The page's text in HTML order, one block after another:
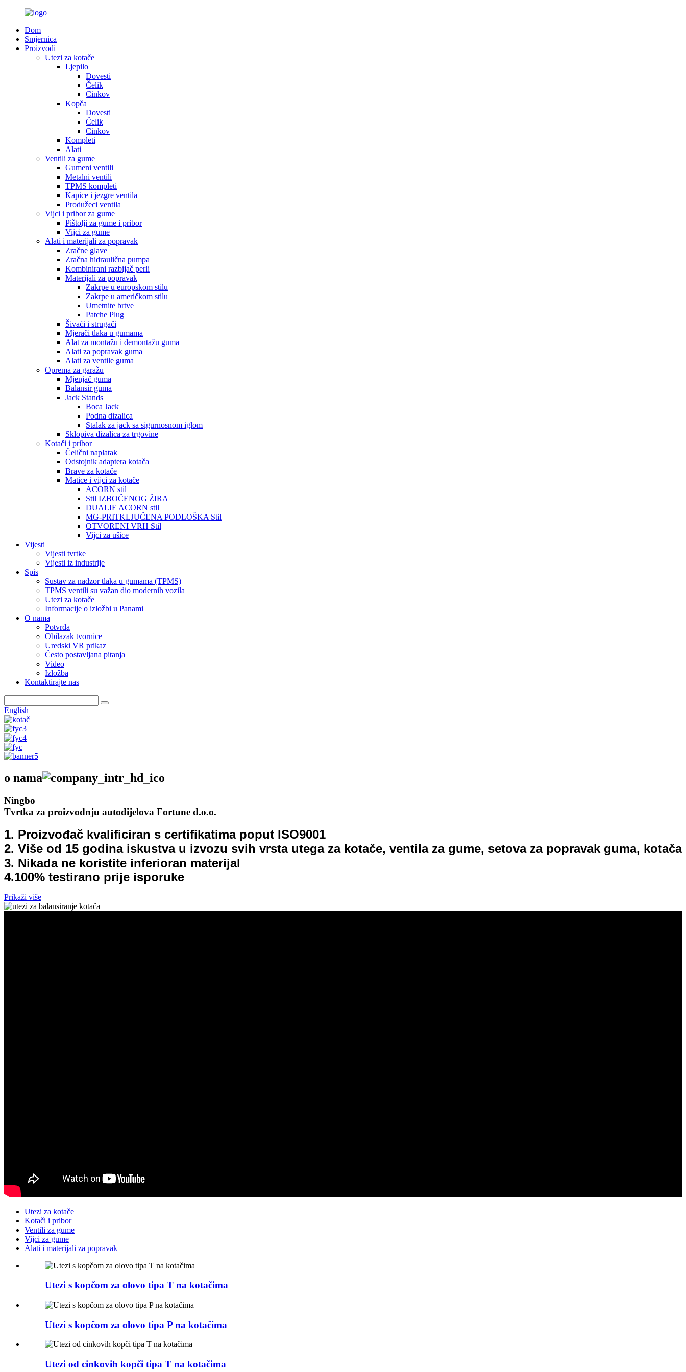
Dom
Smjernica
Proizvodi
Utezi za kotače
Ljepilo
Dovesti
Čelik
Cinkov
Kopča
Dovesti
Čelik
Cinkov
Kompleti
Alati
Ventili za gume
Gumeni ventili
Metalni ventili
TPMS kompleti
Kapice i jezgre ventila
Produžeci ventila
Vijci i pribor za gume
Pištolji za gume i pribor
Vijci za gume
Alati i materijali za popravak
Zračne glave
Zračna hidraulična pumpa
Kombinirani razbijač perli
Materijali za popravak
Zakrpe u europskom stilu
Zakrpe u američkom stilu
Umetnite brtve
Patche Plug
Šivaći i strugači
Mjerači tlaka u gumama
Alat za montažu i demontažu guma
Alati za popravak guma
Alati za ventile guma
Oprema za garažu
Mjenjač guma
Balansir guma
Jack Stands
Boca Jack
Podna dizalica
Stalak za jack sa sigurnosnom iglom
Sklopiva dizalica za trgovine
Kotači i pribor
Čelični naplatak
Odstojnik adaptera kotača
Brave za kotače
Matice i vijci za kotače
ACORN stil
Stil IZBOČENOG ŽIRA
DUALIE ACORN stil
MG-PRITKLJUČENA PODLOŠKA Stil
OTVORENI VRH Stil
Vijci za ušice
Vijesti
Vijesti tvrtke
Vijesti iz industrije
Spis
Sustav za nadzor tlaka u gumama (TPMS)
TPMS ventili su važan dio modernih vozila
Utezi za kotače
Informacije o izložbi u Panami
O nama
Potvrda
Obilazak tvornice
Uredski VR prikaz
Često postavljana pitanja
Video
Izložba
Kontaktirajte nas
English
o nama
Ningbo
Tvrtka za proizvodnju autodijelova Fortune d.o.o.
1. Proizvođač kvalificiran s certifikatima poput ISO9001
2. Više od 15 godina iskustva u izvozu svih vrsta utega za kotače, ventila za gume, setova za popravak guma, kotača
3. Nikada ne koristite inferioran materijal
4.100% testirano prije isporuke
Prikaži više
Utezi za kotače
Kotači i pribor
Ventili za gume
Vijci za gume
Alati i materijali za popravak
Utezi s kopčom za olovo tipa T na kotačima
Utezi s kopčom za olovo tipa P na kotačima
Utezi od cinkovih kopči tipa T na kotačima